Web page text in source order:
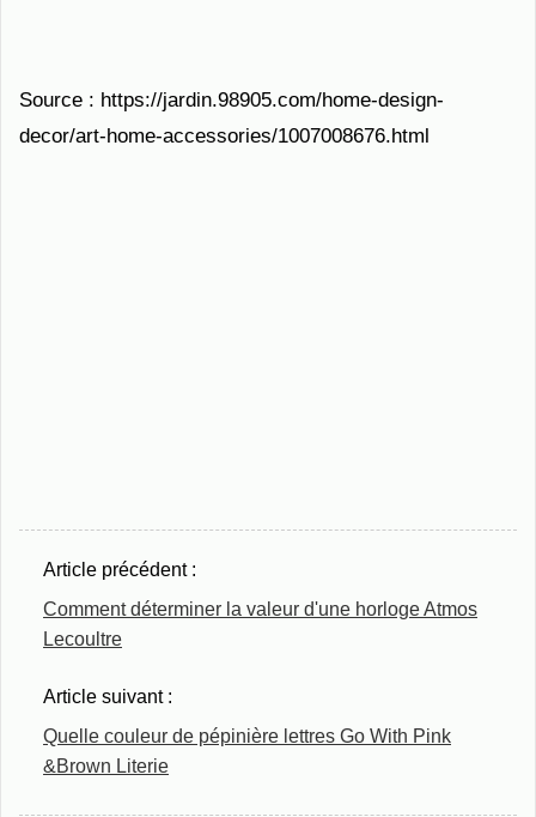
Source : https://jardin.98905.com/home-design-
decor/art-home-accessories/1007008676.html
Article précédent :
Comment déterminer la valeur d'une horloge Atmos
Lecoultre
Article suivant :
Quelle couleur de pépinière lettres Go With Pink
&Brown Literie